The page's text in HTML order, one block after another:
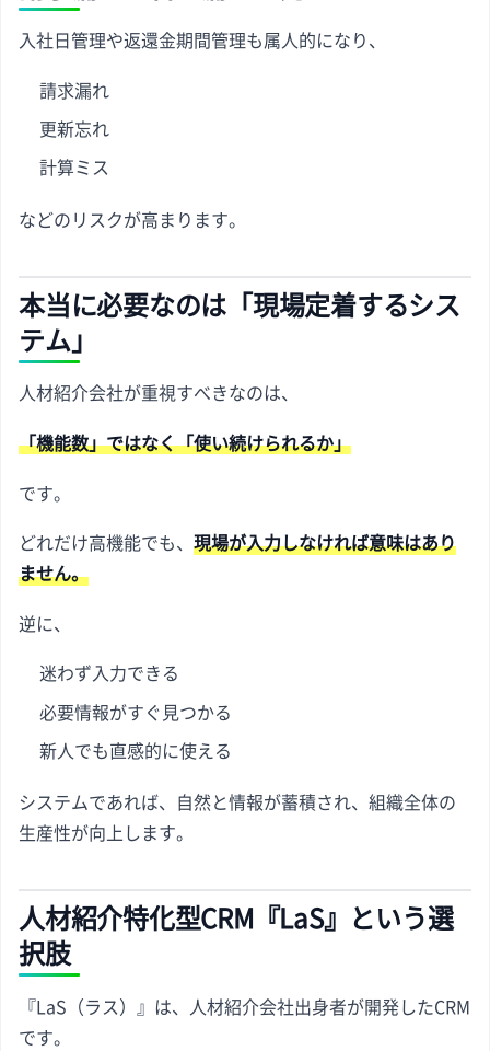
入社日管理や返還金期間管理も属人的になり、
請求漏れ
更新忘れ
計算ミス
などのリスクが高まります。
本当に必要なのは「現場定着するシス
テム」
人材紹介会社が重視すべきなのは、
「機能数」ではなく「使い続けられるか」
です。
どれだけ高機能でも、 現場が入力しなければ意味はあり
ません。
逆に、
迷わず入力できる
必要情報がすぐ見つかる
新人でも直感的に使える
システムであれば、自然と情報が蓄積され、組織全体の
生産性が向上します。
人材紹介特化型CRM『LaS』という選
択肢
『LaS（ラス）』は、人材紹介会社出身者が開発したCRM
です。